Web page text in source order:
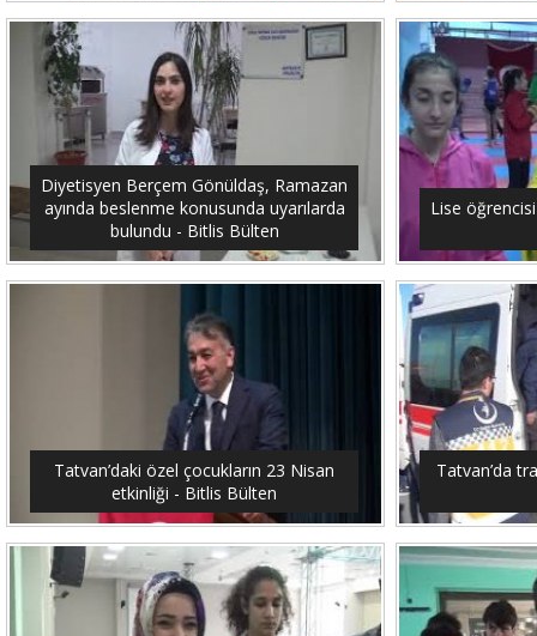
Diyetisyen Berçem Gönüldaş, Ramazan
ayında beslenme konusunda uyarılarda
bulundu - Bitlis Bülten
Lise
Tatvan’daki özel çocukların 23 Nisan
etkinliği - Bitlis Bülten
Tatvan’da